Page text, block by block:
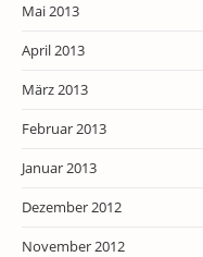
Mai 2013
April 2013
März 2013
Februar 2013
Januar 2013
Dezember 2012
November 2012